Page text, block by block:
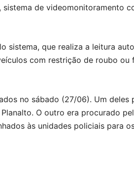
de videomonitoramento
que realiza a leitura
com restrição de roubo
no sábado (27/06). Um deles
O outro era procurado
às unidades policiais para